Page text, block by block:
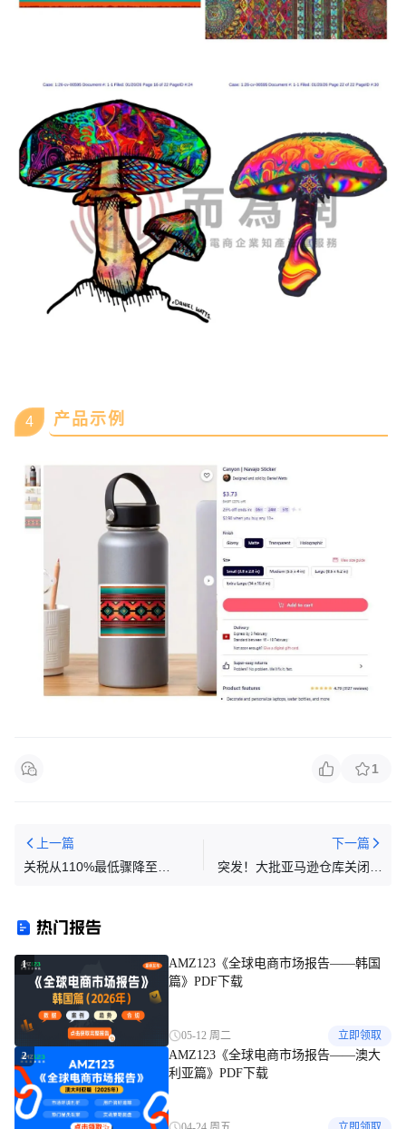
4 产品示例
1
上一篇
关税从110%最低骤降至
下一篇
突发！大批亚马逊仓库关闭，
热门报告
1
AMZ123《全球电商市场报告——韩国
篇》PDF下载
05-12 周二 立即领取
2
AMZ123《全球电商市场报告——澳大
利亚篇》PDF下载